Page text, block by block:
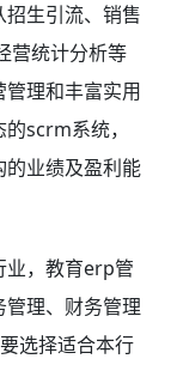
生引流、销售
营统计分析等
理和丰富实用
scrm系统，
业绩及盈利能
业，教育erp管
理、财务管理
选择适合本行